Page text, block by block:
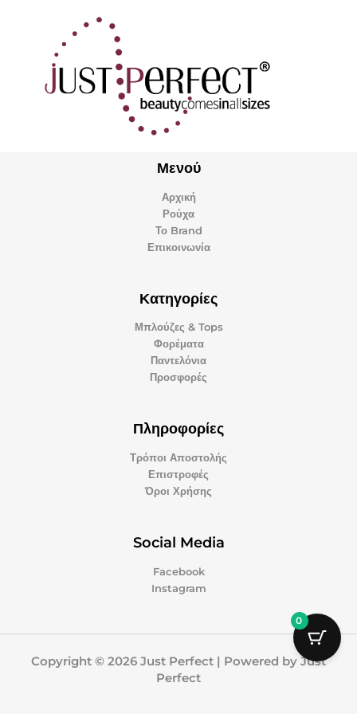
Μενού
Αρχική
Ρούχα
Το Brand
Επικοινωνία
Κατηγορίες
Μπλούζες & Tops
Φορέματα
Παντελόνια
Προσφορές
Πληροφορίες
Τρόποι Αποστολής
Επιστροφές
Όροι Χρήσης
Social Media
Facebook
Instagram
Copyright © 2026 Just Perfect | Powered by Just
Perfect
0